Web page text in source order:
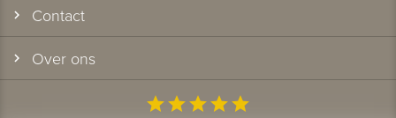
Contact
Over ons
starstarstarstarstar